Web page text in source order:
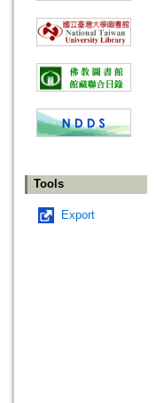
Tools
Export